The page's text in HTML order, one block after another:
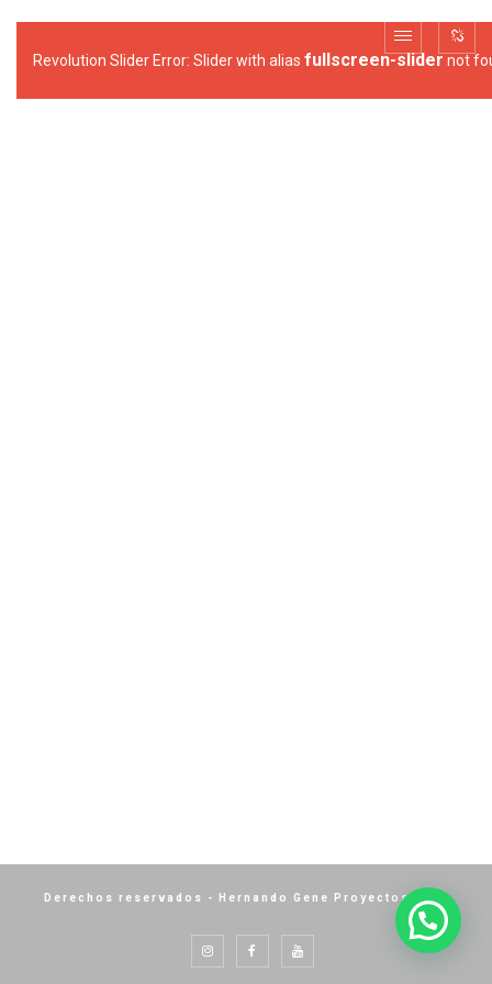
Revolution Slider Error: Slider with alias fullscreen-slidernot
Derechos reservados - Hernando Gene Proyectos 2024